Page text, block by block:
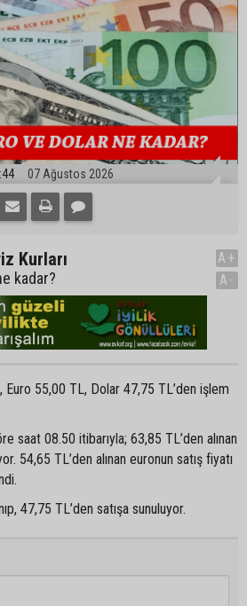
07 Ağustos 2026
Kurları
kadar?
A+
A-
55,00 TL, Dolar 47,75 TL’den işlem
saat 08.50 itibarıyla; 63,85 TL’den alınan
54,65 TL’den alınan euronun satış fiyatı
47,75 TL’den satışa sunuluyor.